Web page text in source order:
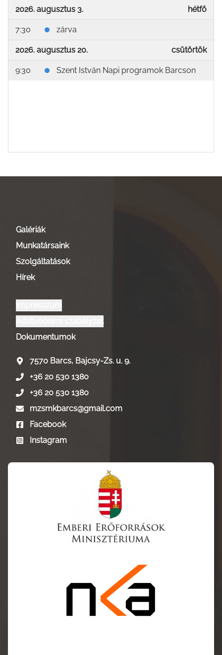
2026. augusztus 3. hétfő
7:30 zárva
2026. augusztus 20. csütörtök
9:30 Szent István Napi programok Barcson
Galériák
Munkatársaink
Szolgáltatások
Hírek
Dokumentumok
7570 Barcs, Bajcsy-Zs. u. 9.
+36 20 530 1380
+36 20 530 1380
mzsmkbarcs@gmail.com
Facebook
Instagram